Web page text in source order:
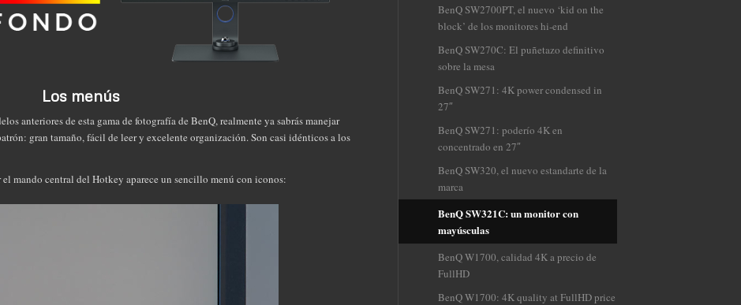
Los menús
anteriores de esta gama de fotografía de BenQ, realmente ya sabrás manejar
gran tamaño, fácil de leer y excelente organización. Son casi idénticos a los
mando central del Hotkey aparece un sencillo menú con iconos:
BenQ SW2700PT, el nuevo ‘kid on the
block’ de los monitores hi-end
BenQ SW270C: El puñetazo definitivo
sobre la mesa
BenQ SW271: 4K power condensed in
27″
BenQ SW271: poderío 4K en
concentrado en 27″
BenQ SW320, el nuevo estandarte de la
marca
BenQ SW321C: un monitor con
mayúsculas
BenQ W1700, calidad 4K a precio de
FullHD
BenQ W1700: 4K quality at FullHD price